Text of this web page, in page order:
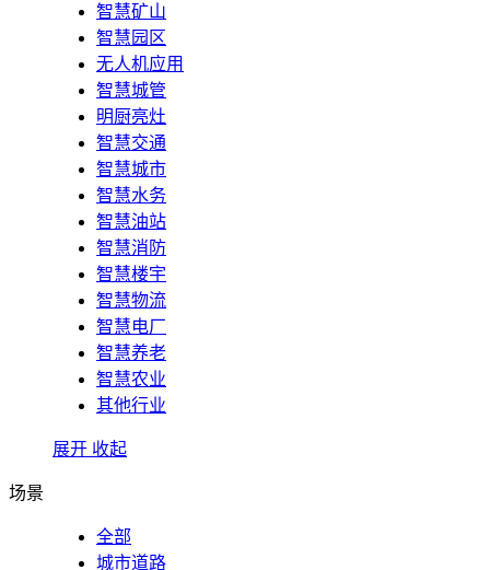
智慧矿山
智慧园区
无人机应用
智慧城管
明厨亮灶
智慧交通
智慧城市
智慧水务
智慧油站
智慧消防
智慧楼宇
智慧物流
智慧电厂
智慧养老
智慧农业
其他行业
展开 收起
场景
全部
城市道路